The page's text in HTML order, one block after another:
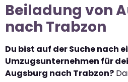
Beiladung von
nach Trabzon
Du bist auf der Suche nach
Umzugsunternehmen für
Augsburg nach Trabzon?